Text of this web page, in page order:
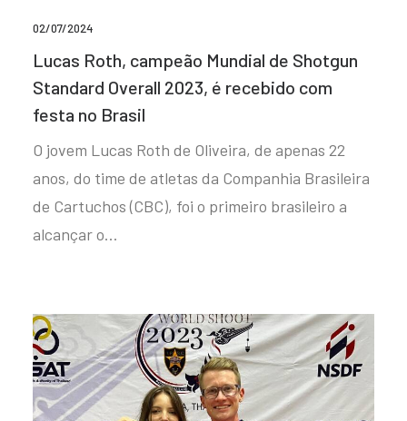
02/07/2024
Lucas Roth, campeão Mundial de Shotgun
Standard Overall 2023, é recebido com
festa no Brasil
O jovem Lucas Roth de Oliveira, de apenas 22
anos, do time de atletas da Companhia Brasileira
de Cartuchos (CBC), foi o primeiro brasileiro a
alcançar o…